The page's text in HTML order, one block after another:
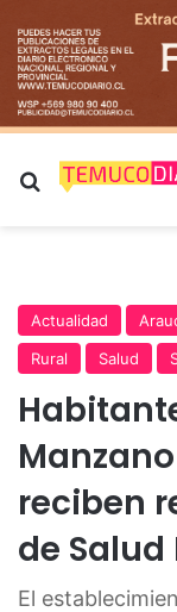
Buscar por
Actualidad
Rural
Salud
reciben
de Salud
El